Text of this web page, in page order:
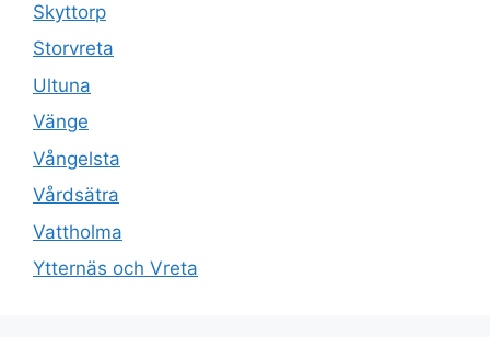
Skyttorp
Storvreta
Ultuna
Vänge
Vångelsta
Vårdsätra
Vattholma
Ytternäs och Vreta